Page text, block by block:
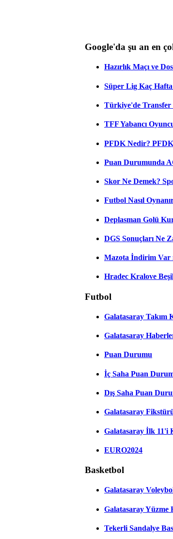
Google'da şu an en
Hazırlık Maçı ve
Süper Lig Kaç
Türkiye'de Transfer
TFF Yabancı
PFDK Nedir? PFDK
Puan Durumunda
Skor Ne Demek?
Futbol Nasıl
Deplasman Golü
DGS Sonuçları Ne
Mazota İndirim Var
Hradec Kralove
Futbol
Galatasaray Takım
Galatasaray
Puan Durumu
İç Saha Puan
Dış Saha Puan
Galatasaray
Galatasaray İlk 11'i
EURO2024
Basketbol
Galatasaray
Galatasaray Yüzme
Tekerli Sandalye